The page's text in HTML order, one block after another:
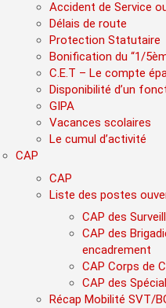
Accident de Service
Délais de route
Protection Statutaire
Bonification du “1/
C.E.T – Le compte
Disponibilité d’un
GIPA
Vacances scolaires
Le cumul d’activité
CAP
CAP
Liste des postes
CAP des
CAP des
encadrement
CAP Corps de
CAP des
Récap Mobilité SVT/